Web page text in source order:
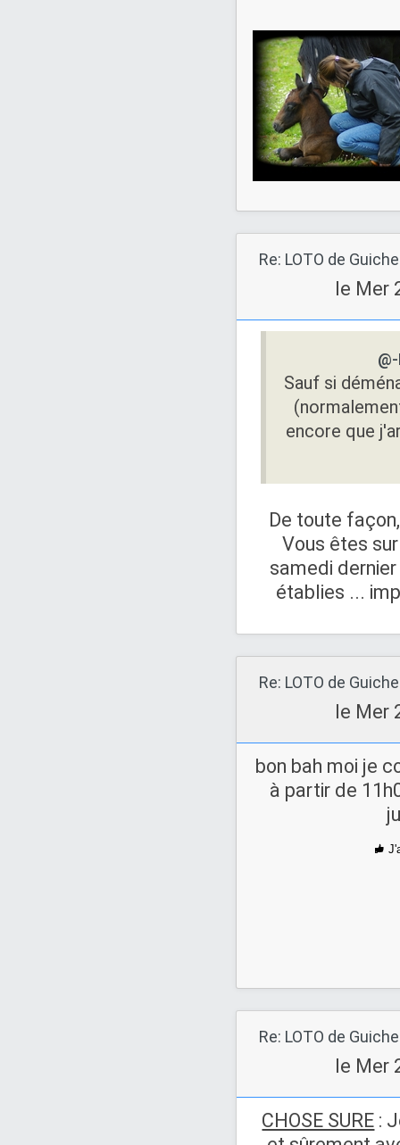
le Mer
Sauf si
encore que
De toute
Vous êtes
samedi
établies ...
le Mer
bon bah moi je
à partir de
le Mer
CHOSE SURE :